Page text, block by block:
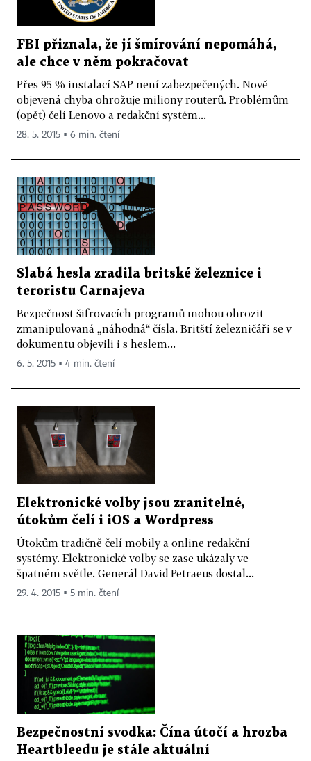
FBI přiznala, že jí šmírování nepomáhá,
ale chce v něm pokračovat
Přes 95 % instalací SAP není zabezpečených. Nově
objevená chyba ohrožuje miliony routerů. Problémům
(opět) čelí Lenovo a redakční systém...
28. 5. 2015 ▪ 6 min. čtení
Slabá hesla zradila britské železnice i
teroristu Carnajeva
Bezpečnost šifrovacích programů mohou ohrozit
zmanipulovaná „náhodná“ čísla. Britští železničáři se v
dokumentu objevili i s heslem...
6. 5. 2015 ▪ 4 min. čtení
Elektronické volby jsou zranitelné,
útokům čelí i iOS a Wordpress
Útokům tradičně čelí mobily a online redakční
systémy. Elektronické volby se zase ukázaly ve
špatném světle. Generál David Petraeus dostal...
29. 4. 2015 ▪ 5 min. čtení
Bezpečnostní svodka: Čína útočí a hrozba
Heartbleedu je stále aktuální